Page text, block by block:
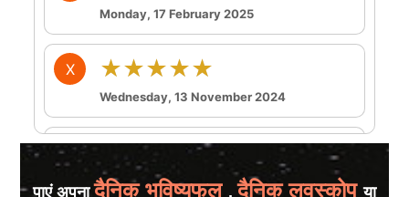
Monday, 17 February 2025
X ★★★★★
Wednesday, 13 November 2024
H ★★★★★
Sunday, 23 June 2024
पाएं अपनादैनिक भविष्यफल , दैनिक लवस्कोपया